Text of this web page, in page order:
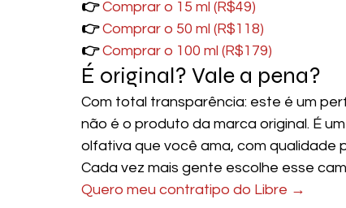
👉 Comprar o 15 ml (R$49)
👉 Comprar o 50 ml (R$118)
👉 Comprar o 100 ml (R$179)
É original? Vale a pena?
Com total transparência: este é um
não é o produto da marca original. É
olfativa que você ama, com qualidade
Cada vez mais gente escolhe esse
Quero meu contratipo do Libre →